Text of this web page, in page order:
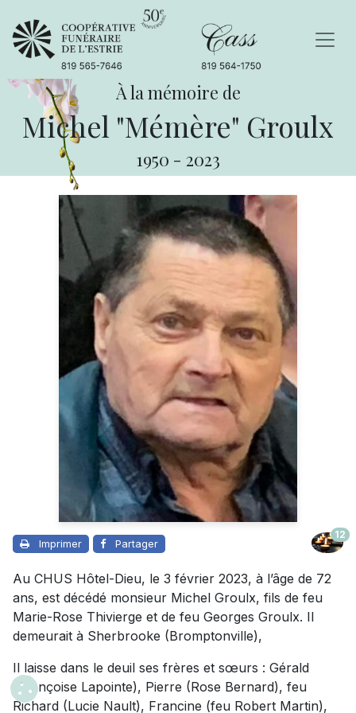
À la mémoire de
Michel "Mémère" Groulx
1950 - 2023
Imprimer Partager
12
Au CHUS Hôtel-Dieu, le 3 février 2023, à l’âge de 72
ans, est décédé monsieur Michel Groulx, fils de feu
Marie-Rose Thivierge et de feu Georges Groulx. Il
demeurait à Sherbrooke (Bromptonville),
Il laisse dans le deuil ses frères et sœurs : Gérald
(Françoise Lapointe), Pierre (Rose Bernard), feu
Richard (Lucie Nault), Francine (feu Robert Martin),